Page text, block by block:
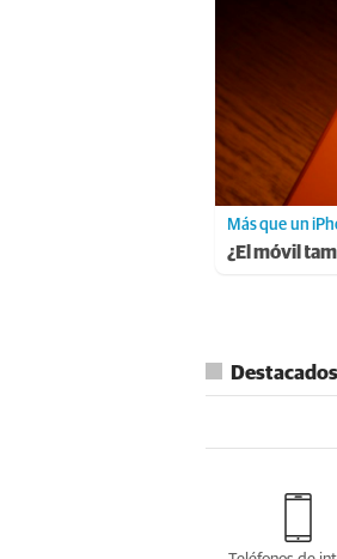
Más que un
¿El móvil
Destacados